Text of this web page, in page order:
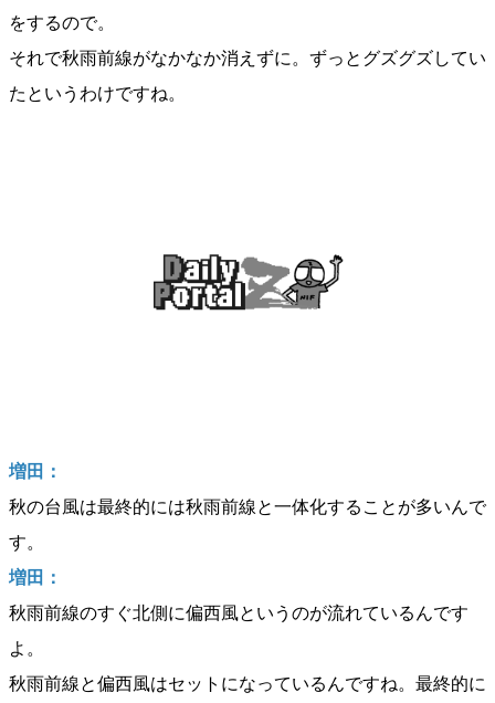
をするので。
それで秋雨前線がなかなか消えずに。ずっとグズグズしてい
たというわけですね。
増田：
秋の台風は最終的には秋雨前線と一体化することが多いんで
す。
増田：
秋雨前線のすぐ北側に偏西風というのが流れているんです
よ。
秋雨前線と偏西風はセットになっているんですね。最終的に